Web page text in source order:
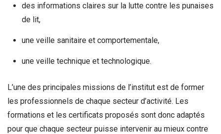
des informations claires sur la lutte contre les punaises
de lit,
une veille sanitaire et comportementale,
une veille technique et technologique.
L’une des principales missions de l’institut est de former
les professionnels de chaque secteur d’activité. Les
formations et les certificats proposés sont donc adaptés
pour que chaque secteur puisse intervenir au mieux contre